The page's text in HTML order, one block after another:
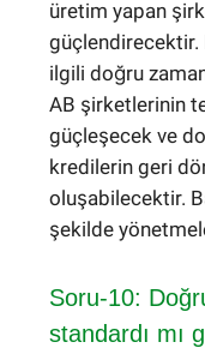
üretim yapan
güçlendirecektir.
ilgili doğru
AB şirketlerinin
güçleşecek ve
kredilerin geri
oluşabilecektir.
şekilde
Soru-10:
standardı mı